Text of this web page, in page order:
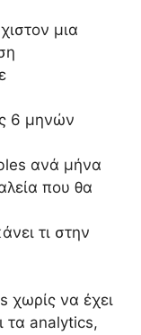
μια
6 μηνών
ανά μήνα
που θα
τι στην
χωρίς να έχει
τα analytics,